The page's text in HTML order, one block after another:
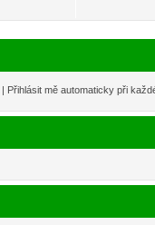
Přihlásit mě automaticky při